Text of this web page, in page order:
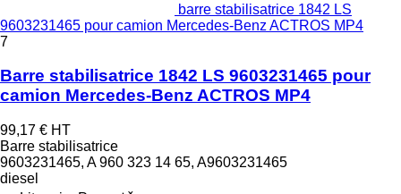
barre stabilisatrice 1842 LS
9603231465 pour camion Mercedes-Benz ACTROS MP4
7
Barre stabilisatrice 1842 LS 9603231465 pour
camion Mercedes-Benz ACTROS MP4
99,17 € HT
Barre stabilisatrice
9603231465, A 960 323 14 65, A9603231465
diesel